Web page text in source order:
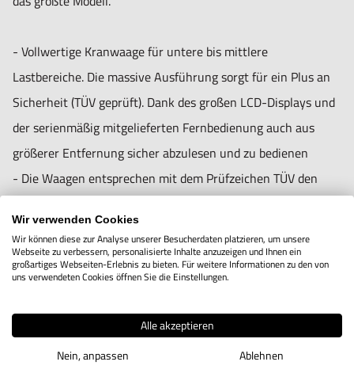
Technische Daten:
- Hinterleuchtetes LCD-Display Ziffernhöhe 28 mm
- Startbereit: Batterien inklusive, 4×1.5 V AA,
Betriebsdauer bis zu 100 h
- Präzision: 0,2 % von [Max]
- Zulässiger Umgebungstemperaturbereich 5 °C/40 °C
Abmessungen:
A: 150 mm
D: 276 mm
- Vollwertige Kranwaage für untere bis mittlere
Lastbereiche. Die massive Ausführung sorgt für ein Plus an
Sicherheit (TÜV geprüft). Dank des großen LCD-Displays und
der serienmäßig mitgelieferten Fernbedienung auch aus
größerer Entfernung sicher abzulesen und zu bedienen
- Die Waagen entsprechen mit dem Prüfzeichen TÜV den
und EN 61010-1 (Elektrische Sicherheit)
- Hohe Mobilität: Dank Batteriebetrieb und kompakter,
leichter Bauweise geeignet zum Einsatz an mehreren
- Hold-Funktion: bei Wägestillstand wird die
Gewichtsanzeige automatisch bis zur Betätigung der HOLD-
Wir verwenden Cookies
Wir können diese zur Analyse unserer Besucherdaten platzieren, um unsere
Webseite zu verbessern, personalisierte Inhalte anzuzeigen und Ihnen ein
großartiges Webseiten-Erlebnis zu bieten. Für weitere Informationen zu den von
uns verwendeten Cookies öffnen Sie die Einstellungen.
Alle akzeptieren
Nein, anpassen
Ablehnen